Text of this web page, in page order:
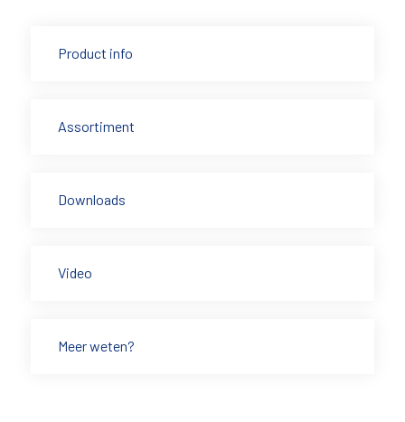
Product info
Assortiment
Downloads
Video
Meer weten?